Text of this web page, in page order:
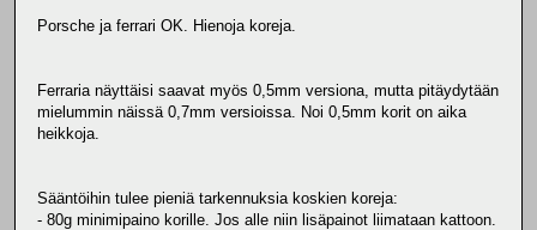
Porsche ja ferrari OK. Hienoja koreja.
Ferraria näyttäisi saavat myös 0,5mm versiona, mutta pitäydytään
mielummin näissä 0,7mm versioissa. Noi 0,5mm korit on aika
heikkoja.
Sääntöihin tulee pieniä tarkennuksia koskien koreja:
- 80g minimipaino korille. Jos alle niin lisäpainot liimataan kattoon.